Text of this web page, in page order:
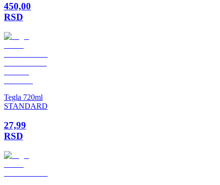
450,00
RSD
Tegla 720ml
STANDARD
27,99
RSD